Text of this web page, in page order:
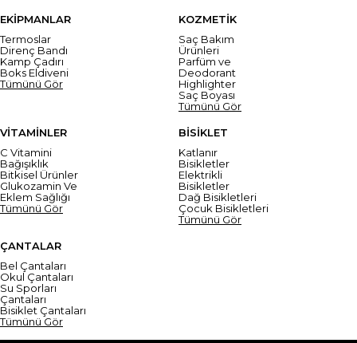
EKİPMANLAR
Termoslar
Direnç Bandı
Kamp Çadırı
Boks Eldiveni
Tümünü Gör
KOZMETİK
Saç Bakım
Ürünleri
Parfüm ve
Deodorant
Highlighter
Saç Boyası
Tümünü Gör
VİTAMİNLER
C Vitamini
Bağışıklık
Bitkisel Ürünler
Glukozamin Ve
Eklem Sağlığı
Tümünü Gör
BİSİKLET
Katlanır
Bisikletler
Elektrikli
Bisikletler
Dağ Bisikletleri
Çocuk Bisikletleri
Tümünü Gör
ÇANTALAR
Bel Çantaları
Okul Çantaları
Su Sporları
Çantaları
Bisiklet Çantaları
Tümünü Gör